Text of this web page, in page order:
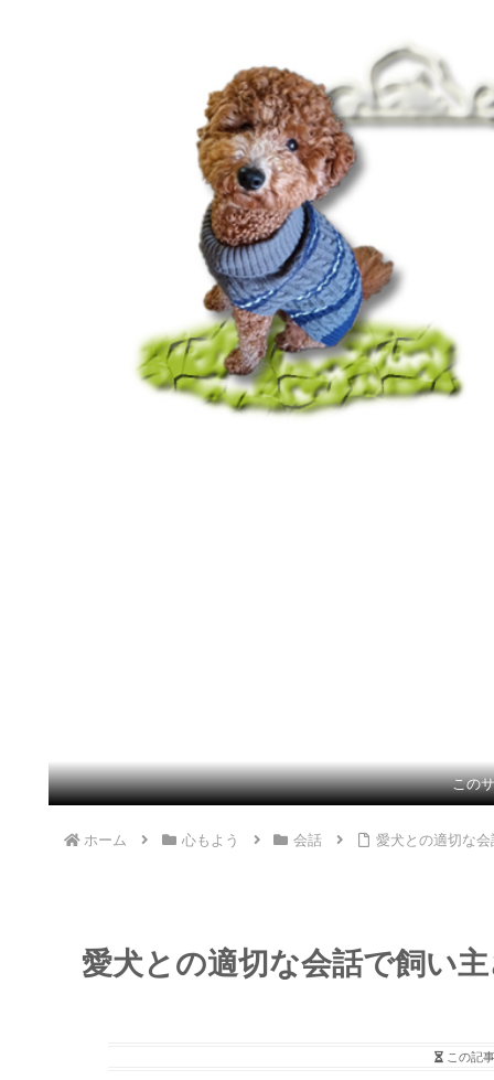
この
ホーム 心もよう 会話 愛犬との適切な
愛犬との適切な会話で飼い
この記